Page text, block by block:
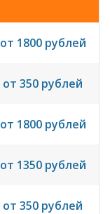
от 1800 рублей
от 350 рублей
от 1800 рублей
от 1350 рублей
от 350 рублей